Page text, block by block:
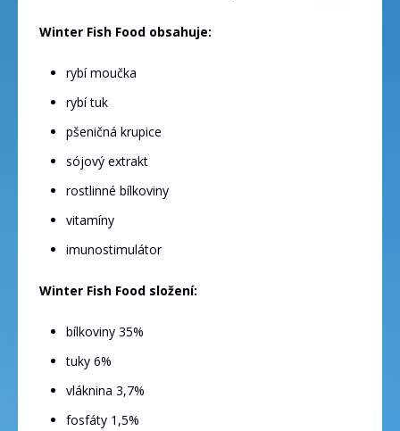
Winter Fish Food obsahuje:
rybí moučka
rybí tuk
pšeničná krupice
sójový extrakt
rostlinné bílkoviny
vitamíny
imunostimulátor
Winter Fish Food složení:
bílkoviny 35%
tuky 6%
vláknina 3,7%
fosfáty 1,5%